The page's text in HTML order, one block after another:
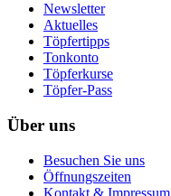
Newsletter
Aktuelles
Töpfertipps
Tonkonto
Töpferkurse
Töpfer-Pass
Über uns
Besuchen Sie uns
Öffnungszeiten
Kontakt & Impressum